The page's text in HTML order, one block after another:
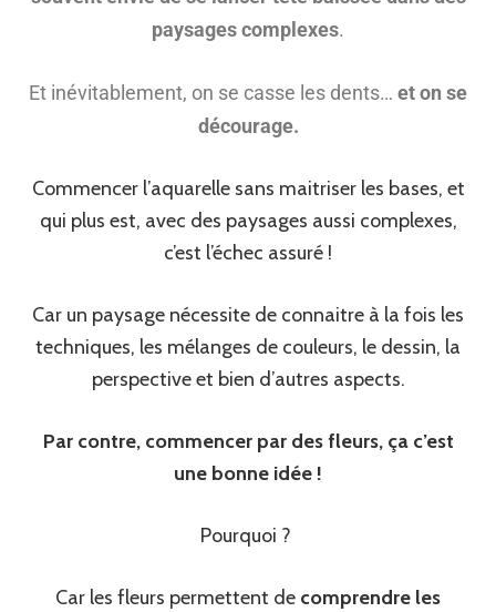
paysages complexes.
Et inévitablement, on se casse les dents… et on se
décourage.
Commencer l’aquarelle sans maitriser les bases, et
qui plus est, avec des paysages aussi complexes,
c’est l’échec assuré !
Car un paysage nécessite de connaitre à la fois les
techniques, les mélanges de couleurs, le dessin, la
perspective et bien d’autres aspects.
Par contre, commencer par des fleurs, ça c’est
une bonne idée !
Pourquoi ?
Car les fleurs permettent de comprendre les